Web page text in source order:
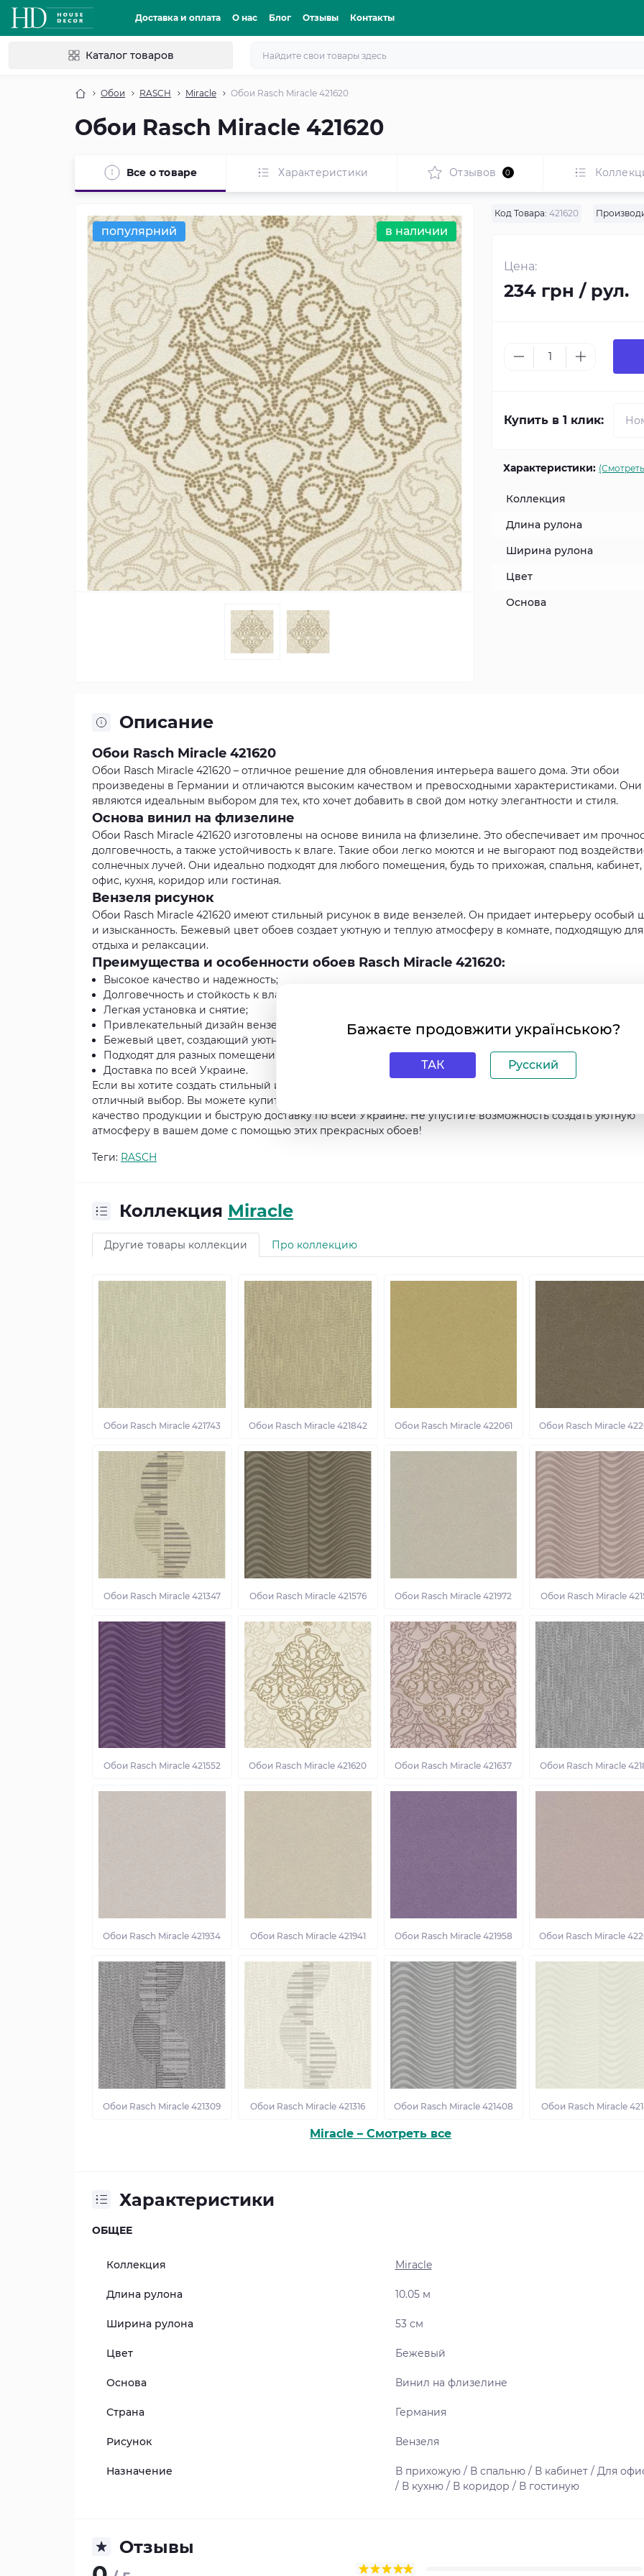
Доставка и оплата О нас Блог Отзывы Контакты
Каталог товаров
Обои RASCH Miracle Обои Rasch Miracle 421620
Обои Rasch Miracle 421620
Все о товаре Характеристики Отзывов 0
популярний в наличии
Код Товара: 421620
Цена:
234 грн / рул.
Купить в 1 клик:
Характеристики:
Коллекция
Длина рулона
Ширина рулона
Цвет
Основа
Описание
Обои Rasch Miracle 421620
Обои Rasch Miracle 421620 – отличное решение для обновления интерьера вашего дома. Эти обои
произведены в Германии и отличаются высоким качеством и превосходными характеристиками. Они
являются идеальным выбором для тех, кто хочет добавить в свой дом нотку элегантности и стиля.
Основа винил на флизелине
Обои Rasch Miracle 421620 изготовлены на основе винила на флизелине. Это обеспечивает им
долговечность, а также устойчивость к влаге. Такие обои легко моются и не выгорают под
солнечных лучей. Они идеально подходят для любого помещения, будь то прихожая, спальня, кабинет,
офис, кухня, коридор или гостиная.
Вензеля рисунок
Обои Rasch Miracle 421620 имеют стильный рисунок в виде вензелей. Он придает интерьеру особый
и изысканность. Бежевый цвет обоев создает уютную и теплую атмосферу в комнате, подходящую для
отдыха и релаксации.
Преимущества и особенности обоев Rasch Miracle 421620:
Высокое качество и надежность;
Долговечность и стойкость к влаге;
Легкая установка и снятие;
Привлекательный дизайн вензелей;
Бежевый цвет, создающий уютную атмосферу;
Подходят для разных помещений;
Доставка по всей Украине.
Если вы хотите создать стильный и элегантный интерьер в своем доме, то обои Rasch Miracle 421620 –
отличный выбор. Вы можете купить их в интернет-магазине HouseDecor.com.ua. Мы гарантируем
качество продукции и быструю доставку по всей Украине. Не упустите возможность создать уютную
атмосферу в вашем доме с помощью этих прекрасных обоев!
Теги: RASCH
Коллекция Miracle
Другие товары коллекции Про коллекцию
Обои Rasch Miracle 421743 Обои Rasch Miracle 421842 Обои Rasch Miracle 422061 Обои Rasch Miracle
Обои Rasch Miracle 421347 Обои Rasch Miracle 421576 Обои Rasch Miracle 421972 Обои Rasch Miracle
Обои Rasch Miracle 421552 Обои Rasch Miracle 421620 Обои Rasch Miracle 421637 Обои Rasch Miracle
Обои Rasch Miracle 421934 Обои Rasch Miracle 421941 Обои Rasch Miracle 421958 Обои Rasch Miracle
Обои Rasch Miracle 421309 Обои Rasch Miracle 421316 Обои Rasch Miracle 421408 Обои Rasch Miracle
Miracle – Смотреть все
Характеристики
ОБЩЕЕ
Коллекция Miracle
Длина рулона 10.05 м
Ширина рулона 53 см
Цвет Бежевый
Основа Винил на флизелине
Страна Германия
Рисунок Вензеля
Назначение
В прихожую / В спальню / В кабинет / Для
/ В кухню / В коридор / В гостиную
Отзывы
Бажаєте продовжити українською?
ТАК Русский